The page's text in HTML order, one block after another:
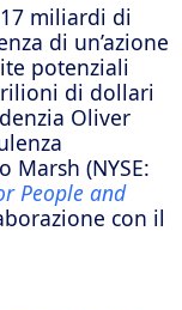
miliardi di
di un’azione
potenziali
di dollari
Oliver
(NYSE:
People and
con il